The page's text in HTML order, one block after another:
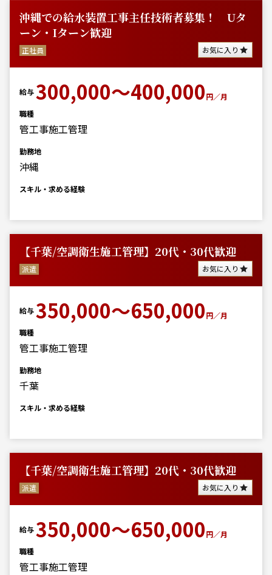
沖縄での給水装置工事主任技術者募集！ Uタ
ーン・Iターン歓迎
正社員 お気に入り
給与300,000～400,000円／月
職種
管工事施工管理
勤務地
沖縄
スキル・求める経験
【千葉/空調衛生施工管理】20代・30代歓迎
派遣 お気に入り
給与350,000～650,000円／月
職種
管工事施工管理
勤務地
千葉
スキル・求める経験
【千葉/空調衛生施工管理】20代・30代歓迎
派遣 お気に入り
給与350,000～650,000円／月
職種
管工事施工管理